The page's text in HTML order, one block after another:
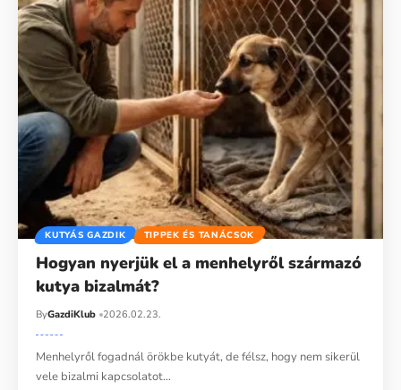
KUTYÁS GAZDIK TIPPEK ÉS TANÁCSOK
Hogyan nyerjük el a menhelyről származó
kutya bizalmát?
ByGazdiKlub 2026.02.23.
Menhelyről fogadnál örökbe kutyát, de félsz, hogy nem sikerül
vele bizalmi kapcsolatot…